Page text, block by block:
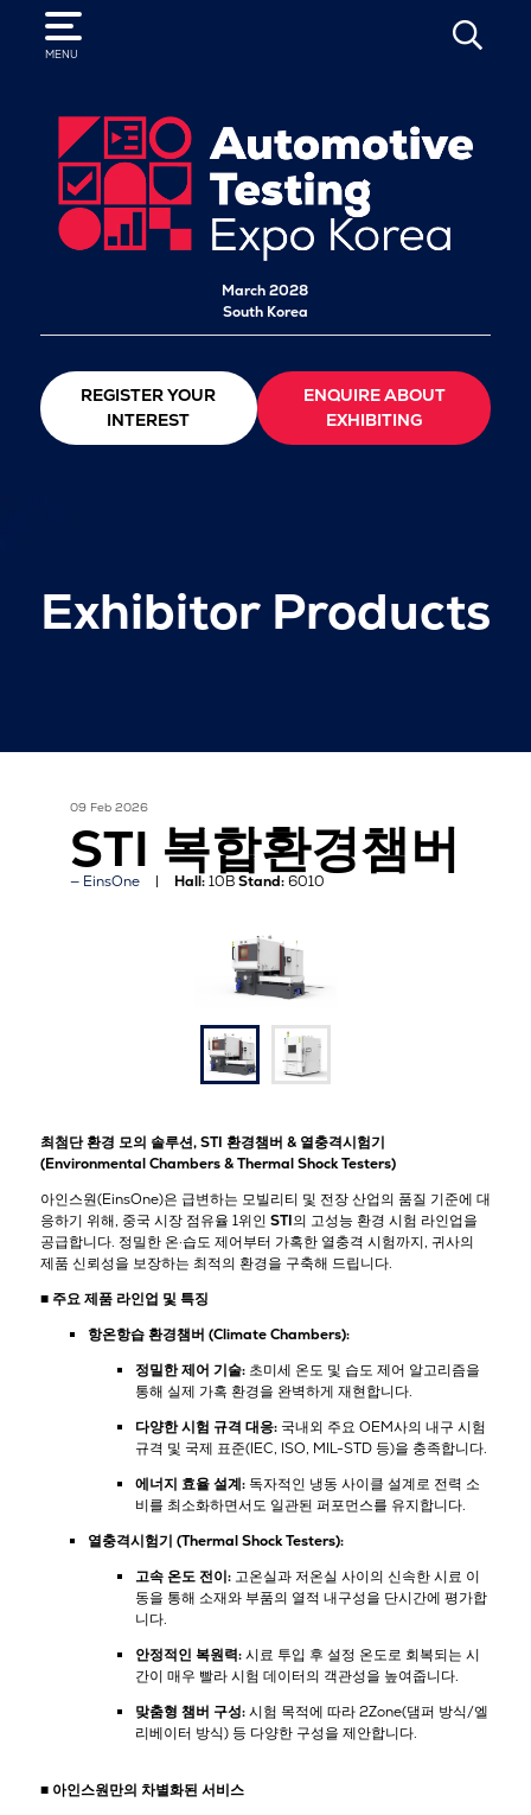
MENU
SEARCH
March 2028
South Korea
REGISTER YOUR
INTEREST
ENQUIRE ABOUT
EXHIBITING
Exhibitor Products
09 Feb 2026
STI 복합환경챔버
EinsOne Hall:10BStand:6010
최첨단 환경 모의 솔루션, STI 환경챔버 & 열충격시험기
(Environmental Chambers & Thermal Shock Testers)
아인스원(EinsOne)은 급변하는 모빌리티 및 전장 산업의 품질 기준에 대
응하기 위해, 중국 시장 점유율 1위인 STI의 고성능 환경 시험 라인업을
공급합니다. 정밀한 온·습도 제어부터 가혹한 열충격 시험까지, 귀사의
제품 신뢰성을 보장하는 최적의 환경을 구축해 드립니다.
■ 주요 제품 라인업 및 특징
항온항습 환경챔버 (Climate Chambers):
정밀한 제어 기술:초미세 온도 및 습도 제어 알고리즘을
통해 실제 가혹 환경을 완벽하게 재현합니다.
다양한 시험 규격 대응:국내외 주요 OEM사의 내구 시험
규격 및 국제 표준(IEC, ISO, MIL-STD 등)을 충족합니다.
에너지 효율 설계:독자적인 냉동 사이클 설계로 전력 소
비를 최소화하면서도 일관된 퍼포먼스를 유지합니다.
열충격시험기 (Thermal Shock Testers):
고속 온도 전이:고온실과 저온실 사이의 신속한 시료 이
동을 통해 소재와 부품의 열적 내구성을 단시간에 평가합
니다.
안정적인 복원력:시료 투입 후 설정 온도로 회복되는 시
간이 매우 빨라 시험 데이터의 객관성을 높여줍니다.
맞춤형 챔버 구성:시험 목적에 따라 2Zone(댐퍼 방식/엘
리베이터 방식) 등 다양한 구성을 제안합니다.
■ 아인스원만의 차별화된 서비스